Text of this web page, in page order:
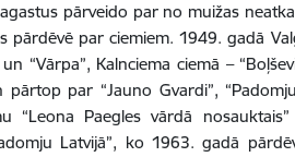
pārveido par no muižas
pārdēvē par ciemiem. 1949. gadā
“Vārpa”, Kalnciema ciemā –
pārtop par “Jauno Gvardi”,
“Leona Paegles vārdā
Latvijā”, ko 1963. gadā